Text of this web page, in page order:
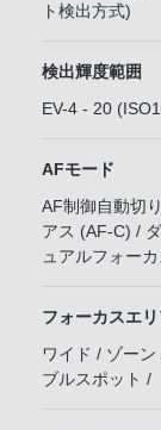
ト検出方式)
検出輝度範囲
EV-4 - 20
AFモード
AF制御自動切
アス (AF-C) /
ュアルフォー
フォーカスエ
ワイド / ゾー
ブルスポット /